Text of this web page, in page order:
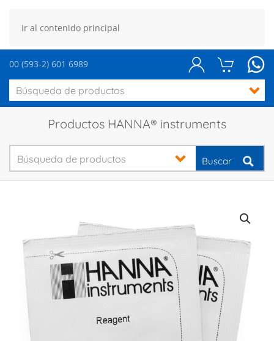
Ir al contenido principal
00 (593-2) 601 6989
Productos HANNA® instruments
Buscar